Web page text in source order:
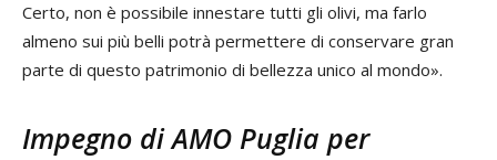
Certo, non è possibile innestare tutti gli olivi, ma farlo
almeno sui più belli potrà permettere di conservare gran
parte di questo patrimonio di bellezza unico al mondo».
Impegno di AMO Puglia per